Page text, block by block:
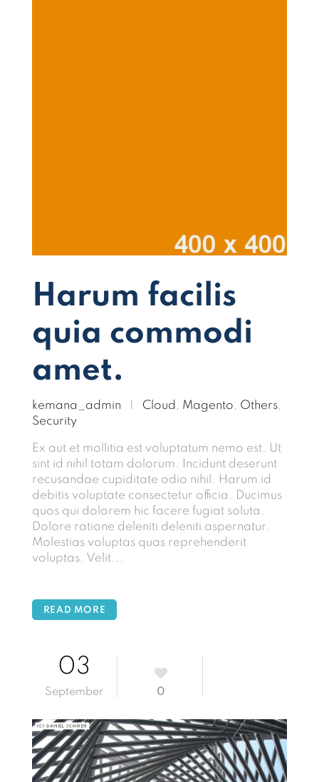
Harum facilis
quia commodi
amet.
kemana_admin Cloud , Magento, Others,
Security
Ex aut et mollitia est voluptatum nemo est. Ut
sint id nihil totam dolorum. Incidunt deserunt
recusandae cupiditate odio nihil. Harum id
debitis voluptate consectetur officia. Ducimus
quos qui dolorem hic facere fugiat soluta.
Dolore ratione deleniti deleniti aspernatur.
Molestias voluptas quas reprehenderit
voluptas. Velit...
READ MORE
03
September 0